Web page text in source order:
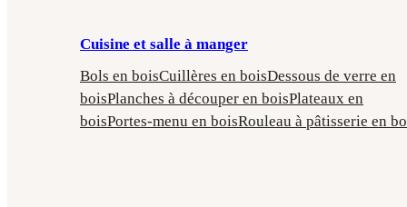
Cuisine et salle à manger
Bols en boisCuillères en boisDessous de verre en
boisPlanches à découper en boisPlateaux en
boisPortes-menu en boisRouleau à pâtisserie en